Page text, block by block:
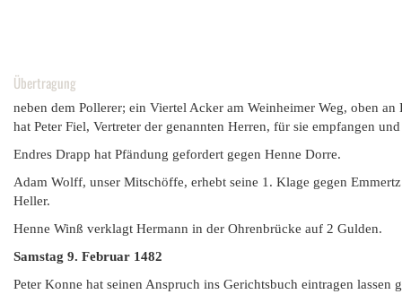
Übertragung
neben dem Pollerer; ein Viertel Acker am Weinheimer Weg, oben
hat Peter Fiel, Vertreter der genannten Herren, für sie empfangen
Endres Drapp hat Pfändung gefordert gegen Henne Dorre.
Adam Wolff, unser Mitschöffe, erhebt seine 1. Klage gegen
Heller.
Henne Winß verklagt Hermann in der Ohrenbrücke auf 2 Gulden.
Samstag 9. Februar 1482
Peter Konne hat seinen Anspruch ins Gerichtsbuch eintragen